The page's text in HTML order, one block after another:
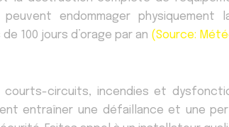
endommager
100 jours d’orage par an (Source:
circuits, incendies et
entraîner une défaillance et une